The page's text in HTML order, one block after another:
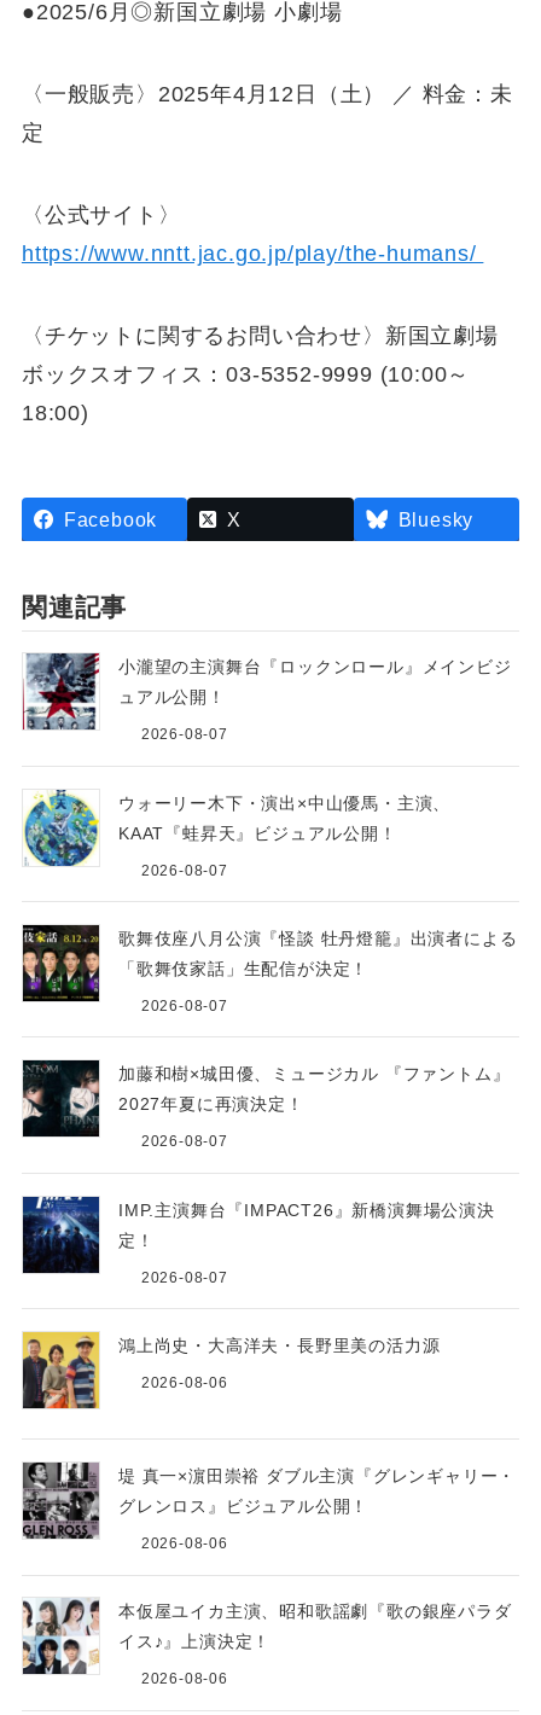
●2025/6月◎新国立劇場 小劇場
〈一般販売〉2025年4月12日（土） ／ 料金：未
定
〈公式サイト〉
https://www.nntt.jac.go.jp/play/the-humans/
〈チケットに関するお問い合わせ〉新国立劇場
ボックスオフィス：03-5352-9999 (10:00～
18:00)
Facebook X Bluesky
関連記事
小瀧望の主演舞台『ロックンロール』メインビジ
ュアル公開！
2026-08-07
ウォーリー木下・演出×中山優馬・主演、
KAAT『蛙昇天』ビジュアル公開！
2026-08-07
歌舞伎座八月公演『怪談 牡丹燈籠』出演者による
「歌舞伎家話」生配信が決定！
2026-08-07
加藤和樹×城田優、ミュージカル 『ファントム』
2027年夏に再演決定！
2026-08-07
IMP.主演舞台『IMPACT26』新橋演舞場公演決
定！
2026-08-07
鴻上尚史・大高洋夫・長野里美の活力源
2026-08-06
堤 真一×濵田崇裕 ダブル主演『グレンギャリー・
グレンロス』ビジュアル公開！
2026-08-06
本仮屋ユイカ主演、昭和歌謡劇『歌の銀座パラダ
イス♪』上演決定！
2026-08-06